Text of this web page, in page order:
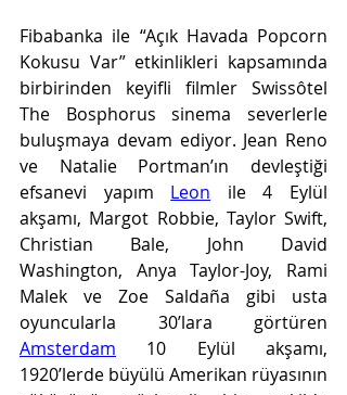
Fibabanka ile “Açık Havada Popcorn
Kokusu Var” etkinlikleri kapsamında
birbirinden keyifli filmler Swissôtel
The Bosphorus sinema severlerle
buluşmaya devam ediyor. Jean Reno
ve Natalie Portman’ın devleştiği
efsanevi yapım Leon ile 4 Eylül
akşamı, Margot Robbie, Taylor Swift,
Christian Bale, John David
Washington, Anya Taylor-Joy, Rami
Malek ve Zoe Saldaña gibi usta
Amsterdam 10 Eylül akşamı,
1920’lerde büyülü Amerikan rüyasının